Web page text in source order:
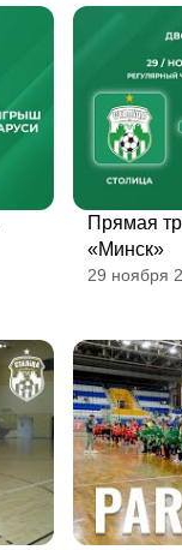
Прямая
«Минск»
29 ноября